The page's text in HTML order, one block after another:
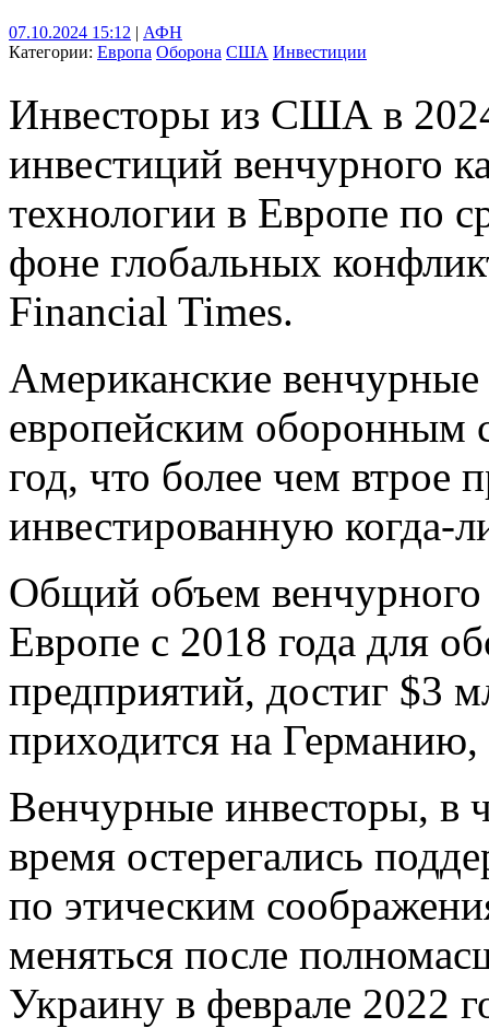
07.10.2024 15:12 | АФН
Категории: Европа Оборона США Инвестиции
Инвесторы из США в
инвестиций венчурного
технологии в Европе по
фоне глобальных
Financial Times.
Американские
европейским оборонным
год, что более чем втрое
инвестированную когда-
Общий объем венчурного
Европе с 2018 года для
предприятий, достиг $3
приходится на
Венчурные инвесторы, в
время остерегались
по этическим
меняться после
Украину в феврале 2022